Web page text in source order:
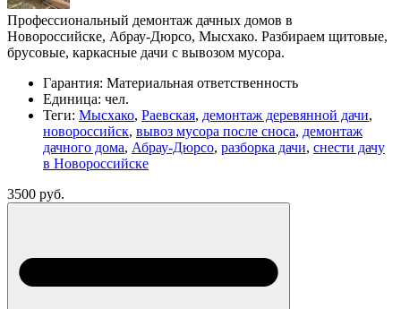
Профессиональный демонтаж дачных домов в
Новороссийске, Абрау-Дюрсо, Мысхако. Разбираем щитовые,
брусовые, каркасные дачи с вывозом мусора.
Гарантия: Материальная ответственность
Единица: чел.
Теги: Мысхако, Раевская, демонтаж деревянной дачи,
новороссийск, вывоз мусора после сноса, демонтаж
дачного дома, Абрау-Дюрсо, разборка дачи, снести дачу
в Новороссийске
3500 руб.